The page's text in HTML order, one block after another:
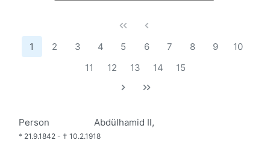
1 2 3 4 5 6 7 8 9
10
11
12 13 14 15
Person Abdülhamid II,
* 21.9.1842 - † 10.2.1918